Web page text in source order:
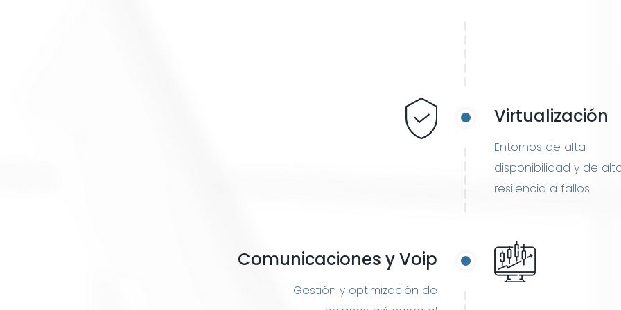
Virtualización
Entornos de alta
disponibilidad y de
resilencia a fallos
Comunicaciones y Voip
Gestión y optimización de